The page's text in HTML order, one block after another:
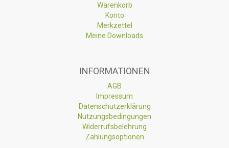
Warenkorb
Konto
Merkzettel
Meine Downloads
INFORMATIONEN
AGB
Impressum
Datenschutzerklärung
Nutzungsbedingungen
Widerrufsbelehrung
Zahlungsoptionen